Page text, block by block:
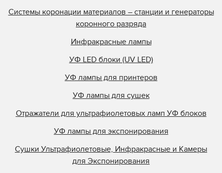
Системы коронации материалов – станции и генераторы
коронного разряда
Инфракрасные лампы
УФ LED блоки (UV LED)
УФ лампы для принтеров
УФ лампы для сушек
Отражатели для ультрафиолетовых ламп УФ блоков
УФ лампы для экспонирования
Сушки Ультрафиолетовые, Инфракрасные и Камеры
для Экспонирования